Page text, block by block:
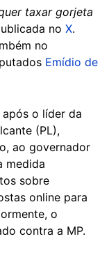
taxar gorjeta
no X.
no
Emídio de
o líder da
(PL),
ao governador
medida
sobre
online para
o
contra a MP.